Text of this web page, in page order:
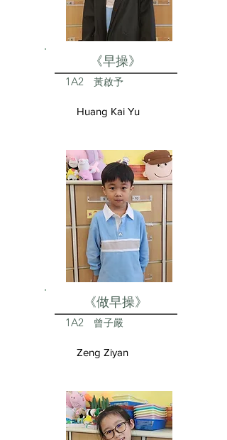
《早操》
1A2 黃啟予
Huang Kai Yu
《做早操》
1A2 曾子嚴
Zeng Ziyan